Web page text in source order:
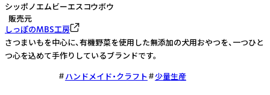
シッポノエムビーエスコウボウ
販売元
しっぽのMBS工房
さつまいもを中心に、有機野菜を使用した無添加の犬用おやつを、一つひと
つ心を込めて手作りしているブランドです。
ハンドメイド・クラフト
少量生産